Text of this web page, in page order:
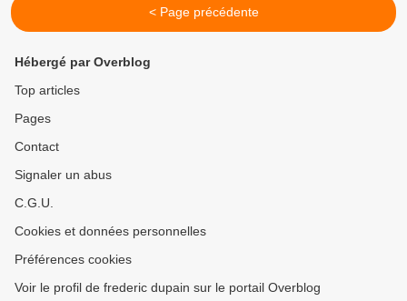
< Page précédente
Hébergé par Overblog
Top articles
Pages
Contact
Signaler un abus
C.G.U.
Cookies et données personnelles
Préférences cookies
Voir le profil de frederic dupain sur le portail Overblog